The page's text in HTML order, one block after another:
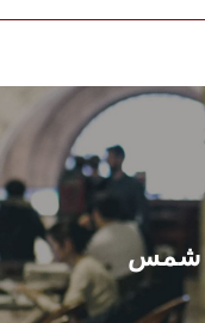
الرئيسيـة
عن الجامعة
القطاعـات
الشئون الأكاديمية
شمس